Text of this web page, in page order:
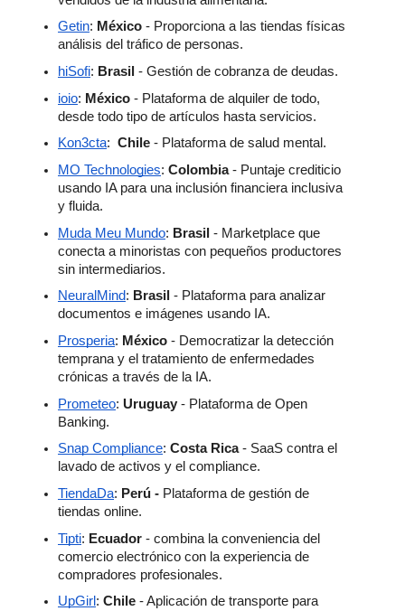
Getin: México - Proporciona a las tiendas físicas
análisis del tráfico de personas.
hiSofi: Brasil - Gestión de cobranza de deudas.
ioio: México - Plataforma de alquiler de todo,
desde todo tipo de artículos hasta servicios.
Kon3cta: Chile - Plataforma de salud mental.
MO Technologies: Colombia - Puntaje crediticio
usando IA para una inclusión financiera inclusiva
y fluida.
Muda Meu Mundo: Brasil - Marketplace que
conecta a minoristas con pequeños productores
sin intermediarios.
NeuralMind: Brasil - Plataforma para analizar
documentos e imágenes usando IA.
Prosperia: México - Democratizar la detección
temprana y el tratamiento de enfermedades
crónicas a través de la IA.
Prometeo: Uruguay - Plataforma de Open
Banking.
Snap Compliance: Costa Rica - SaaS contra el
lavado de activos y el compliance.
TiendaDa: Perú - Plataforma de gestión de
tiendas online.
Tipti: Ecuador - combina la conveniencia del
comercio electrónico con la experiencia de
compradores profesionales.
UpGirl : Chile - Aplicación de transporte para